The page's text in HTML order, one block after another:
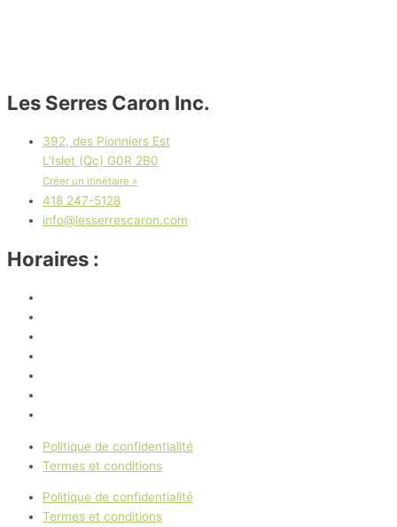
Les Serres Caron Inc.
392, des Pionniers Est
L'Islet (Qc) G0R 2B0
Créer un itinétaire »
418 247-5128
info@lesserrescaron.com
Horaires :
Politique de confidentialité
Termes et conditions
Politique de confidentialité
Termes et conditions